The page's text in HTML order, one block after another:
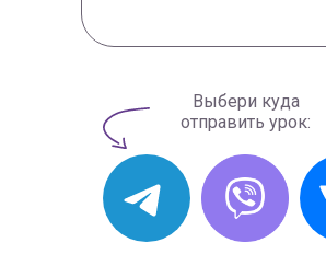
Выбери куда
отправить урок: